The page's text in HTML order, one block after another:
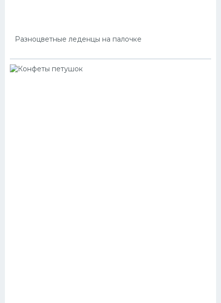
Разноцветные леденцы на палочке